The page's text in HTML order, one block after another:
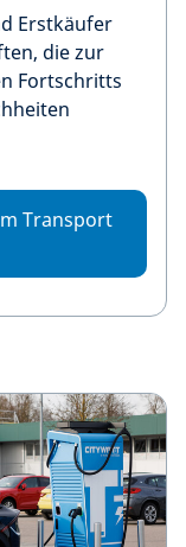
Erstkäufer
die zur
Fortschritts
Transport